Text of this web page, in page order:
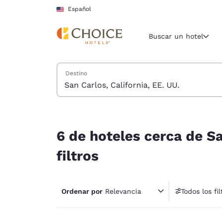
Pasar A Contenido Principal
Español
Región y
Estados
América
América
Buscar un hotel
Buscar hoteles
Destino
6 de hoteles cerca de
filtros
Ordenar por Relevancia Todos los
1